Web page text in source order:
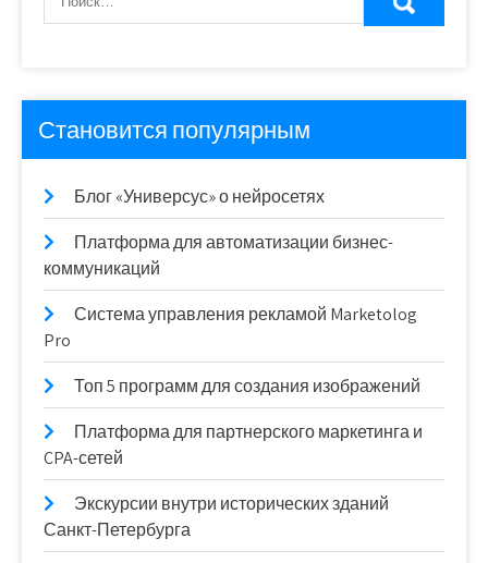
Становится популярным
Блог «Универсус» о нейросетях
Платформа для автоматизации бизнес-
коммуникаций
Система управления рекламой Marketolog
Pro
Топ 5 программ для создания изображений
Платформа для партнерского маркетинга и
CPA-сетей
Экскурсии внутри исторических зданий
Санкт-Петербурга